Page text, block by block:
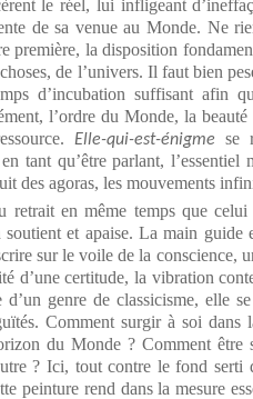
le réel, lui infligeant
de sa venue au Monde. Ne
première, la disposition
de l’univers. Il faut bien
d’incubation suffisant afin
l’ordre du Monde, la
Elle-qui-est-énigme se
tant qu’être parlant,
des agoras, les mouvements
retrait en même temps que
et apaise. La main guide
sur le voile de la conscience,
d’une certitude, la vibration
genre de classicisme, elle
Comment surgir à soi
du Monde ? Comment être
? Ici, tout contre le fond serti
peinture rend dans la mesure